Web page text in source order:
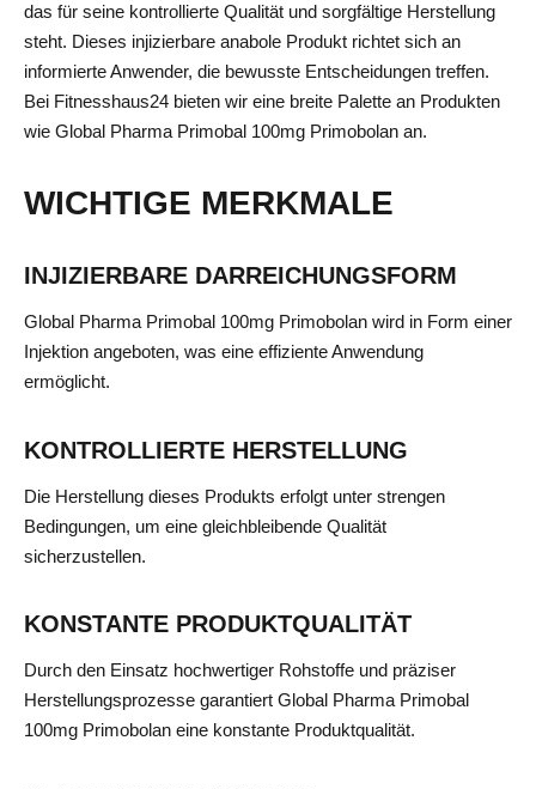
das für seine kontrollierte Qualität und sorgfältige Herstellung
steht. Dieses injizierbare anabole Produkt richtet sich an
informierte Anwender, die bewusste Entscheidungen treffen.
Bei Fitnesshaus24 bieten wir eine breite Palette an Produkten
wie Global Pharma Primobal 100mg Primobolan an.
WICHTIGE MERKMALE
INJIZIERBARE DARREICHUNGSFORM
Global Pharma Primobal 100mg Primobolan wird in Form einer
Injektion angeboten, was eine effiziente Anwendung
ermöglicht.
KONTROLLIERTE HERSTELLUNG
Die Herstellung dieses Produkts erfolgt unter strengen
Bedingungen, um eine gleichbleibende Qualität
sicherzustellen.
KONSTANTE PRODUKTQUALITÄT
Durch den Einsatz hochwertiger Rohstoffe und präziser
Herstellungsprozesse garantiert Global Pharma Primobal
100mg Primobolan eine konstante Produktqualität.